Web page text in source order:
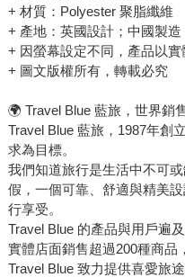
+ 材質：Polyester 聚脂纖維
+ 產地：英國設計；中國製造
+ 因螢幕設定不同，產品以實
+ 圖文版權所有，轉載必究
🌍 Travel Blue 藍旅，世界銷
Travel Blue 藍旅，1987年創
求為目標。
我們知道旅行是生活中不可
假，一個可靠、舒適與精美
行享受。
Travel Blue 的產品與用戶遍
實體店面銷售超過200種商品，
Travel Blue 致力提供喜愛旅